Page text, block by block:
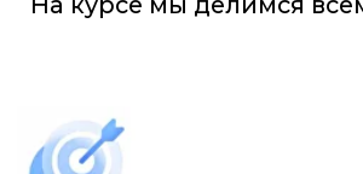
оплату труда, ведь вы освоите очень